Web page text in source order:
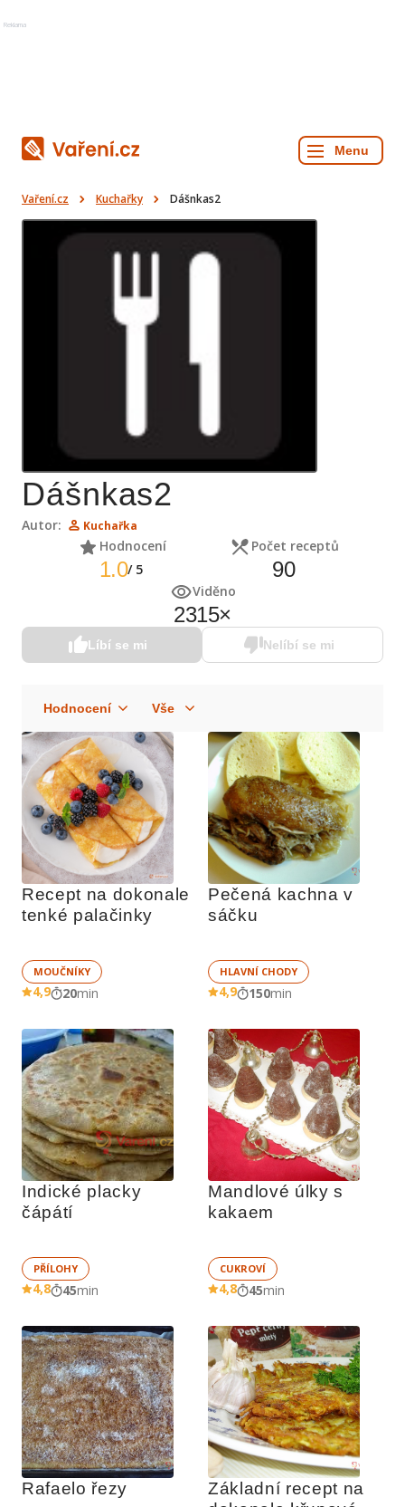
Reklama
Vaření.cz Kuchařky Dášnkas2
Dášnkas2
Autor: Kuchařka
Hodnocení
1.0/ 5
Počet receptů
90
Viděno
2315×
Líbí se mi Nelíbí se mi
Recept na dokonale
tenké palačinky
MOUČNÍKY
4,9 20min
Pečená kachna v
sáčku
HLAVNÍ CHODY
4,9 150min
Indické placky
čápátí
PŘÍLOHY
4,8 45min
Mandlové úlky s
kakaem
CUKROVÍ
4,8 45min
Rafaelo řezy
Základní recept na